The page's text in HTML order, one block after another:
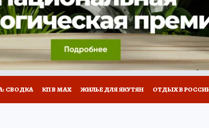
СВОДКА КП В МАХ ЖИЛЬЕ ДЛЯ ЯКУТЯН ОТДЫХ В